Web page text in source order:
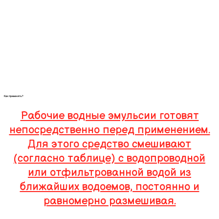
Как применять?
Рабочие водные эмульсии готовят
непосредственно перед применением.
Для этого средство смешивают
(согласно таблице) с водопроводной
или отфильтрованной водой из
ближайших водоемов, постоянно и
равномерно размешивая.